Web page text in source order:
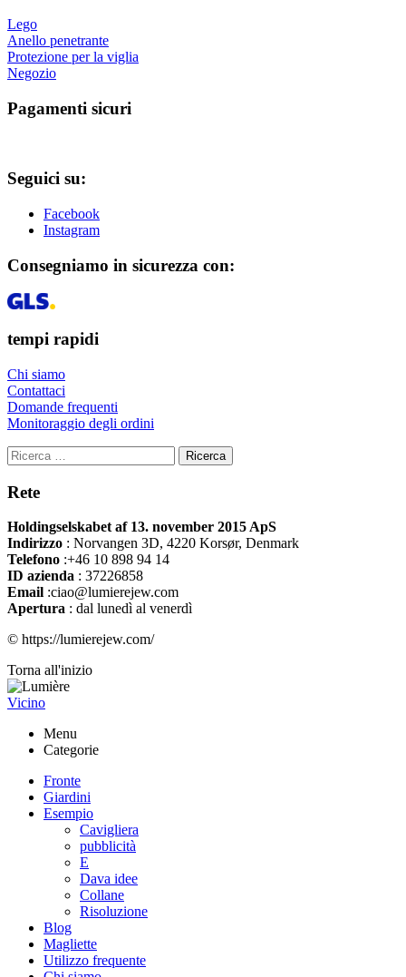
Lego
Anello penetrante
Protezione per la viglia
Negozio
Pagamenti sicuri
Seguici su:
Facebook
Instagram
Consegniamo in sicurezza con:
tempi rapidi
Chi siamo
Contattaci
Domande frequenti
Monitoraggio degli ordini
Ricerca
Rete
Holdingselskabet af 13. november 2015 ApS
Indirizzo : Norvangen 3D, 4220 Korsør, Denmark
Telefono :+46 10 898 94 14
ID azienda : 37226858
Email :ciao@lumierejew.com
Apertura : dal lunedì al venerdì
© https://lumierejew.com/
Torna all'inizio
Vicino
Menu
Categorie
Fronte
Giardini
Esempio
Cavigliera
pubblicità
E
Dava idee
Collane
Risoluzione
Blog
Magliette
Utilizzo frequente